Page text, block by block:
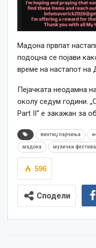
Мадона првпат
подоцна се појави
време на настапот на
Пејачката неодамна
околу седум години.
Part II“ е закажан за
винтиџ парчиња
мадона музички
596
Сподели